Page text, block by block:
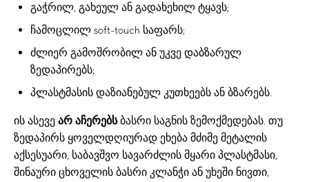
გაჭრილ, გახეულ ან გადახეხილ ტყავს;
ჩამოცლილ soft-touch საფარს;
ძლიერ გამოშრობილ ან უკვე დაბზარულ
ზედაპირებს;
პლასტმასის დაზიანებულ კუთხეებს ან ბზარებს.
ის ასევე არ აჩერებსბასრი საგნის ზემოქმედებას. თუ
ზედაპირს ყოველდღიურად ეხება მძიმე მეტალის
აქსესუარი, საბავშვო სავარძლის მყარი პლასტმასი,
შინაური ცხოველის ბასრი კლანჭი ან უხეში ნივთი,